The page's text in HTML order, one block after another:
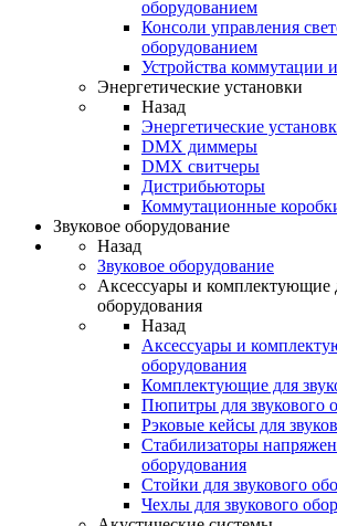
оборудованием
Консоли управления
оборудованием
Устройства коммутации
Энергетические установки
Назад
Энергетические
DMX диммеры
DMX свитчеры
Дистрибьюторы
Коммутационные
Звуковое оборудование
Назад
Звуковое оборудование
Аксессуары и комплектующие
оборудования
Назад
Аксессуары и
оборудования
Комплектующие для
Пюпитры для звукового
Рэковые кейсы для
Стабилизаторы
оборудования
Стойки для звукового
Чехлы для звукового